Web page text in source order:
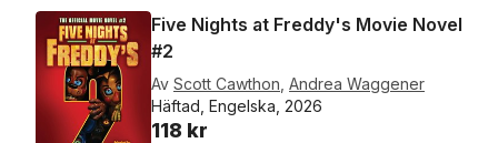
Five Nights at Freddy's Movie Novel
#2
Av Scott Cawthon Andrea Waggener
Häftad, Engelska, 2026
118 kr